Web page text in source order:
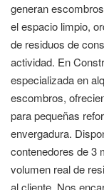
generan
el espacio limpio,
de residuos de
actividad. En
especializada en
escombros,
para pequeñas
envergadura.
contenedores de 3
volumen real de
al cliente. Nos